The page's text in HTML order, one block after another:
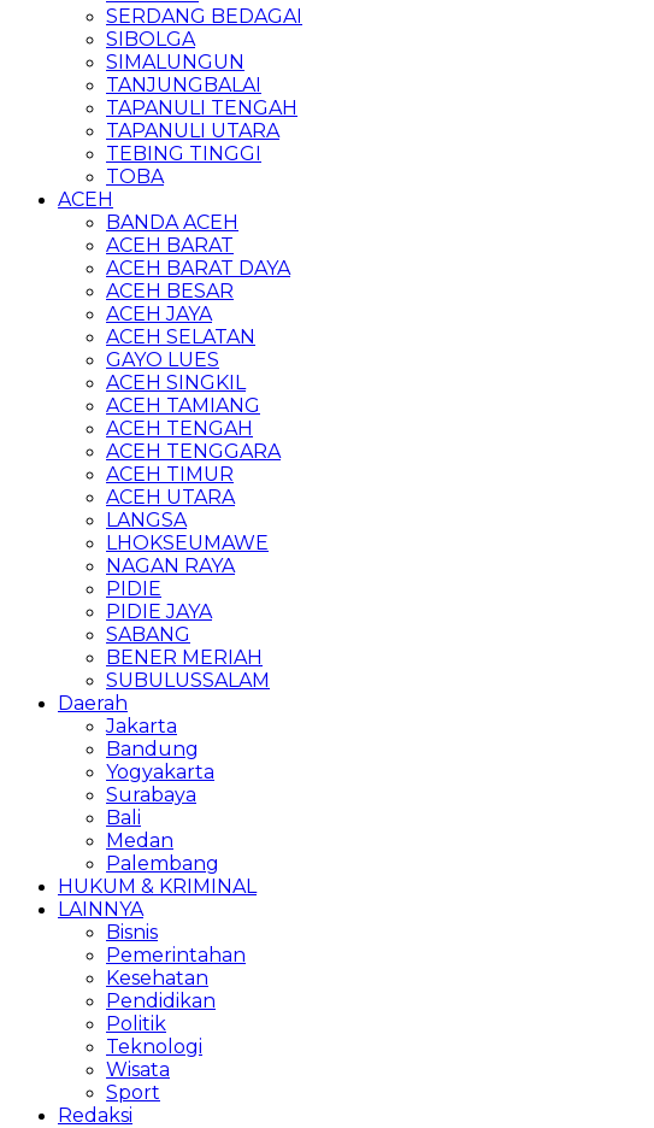
SERDANG BEDAGAI
SIBOLGA
SIMALUNGUN
TANJUNGBALAI
TAPANULI TENGAH
TAPANULI UTARA
TEBING TINGGI
TOBA
ACEH
BANDA ACEH
ACEH BARAT
ACEH BARAT DAYA
ACEH BESAR
ACEH JAYA
ACEH SELATAN
GAYO LUES
ACEH SINGKIL
ACEH TAMIANG
ACEH TENGAH
ACEH TENGGARA
ACEH TIMUR
ACEH UTARA
LANGSA
LHOKSEUMAWE
NAGAN RAYA
PIDIE
PIDIE JAYA
SABANG
BENER MERIAH
SUBULUSSALAM
Daerah
Jakarta
Bandung
Yogyakarta
Surabaya
Bali
Medan
Palembang
HUKUM & KRIMINAL
LAINNYA
Bisnis
Pemerintahan
Kesehatan
Pendidikan
Politik
Teknologi
Wisata
Sport
Redaksi